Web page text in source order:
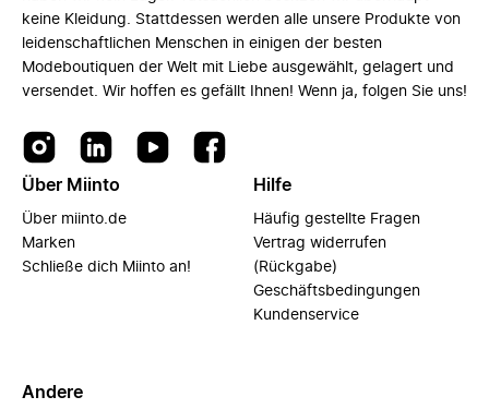
keine Kleidung. Stattdessen werden alle unsere Produkte von
leidenschaftlichen Menschen in einigen der besten
Modeboutiquen der Welt mit Liebe ausgewählt, gelagert und
versendet. Wir hoffen es gefällt Ihnen! Wenn ja, folgen Sie uns!
Über Miinto
Über miinto.de
Marken
Schließe dich Miinto an!
Hilfe
Häufig gestellte Fragen
Vertrag widerrufen
(Rückgabe)
Geschäftsbedingungen
Kundenservice
Andere